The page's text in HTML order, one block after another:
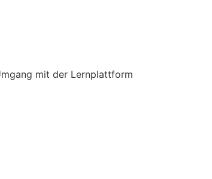
mit der Lernplattform